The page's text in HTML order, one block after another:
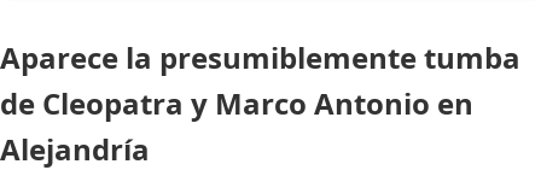
Aparece la presumiblemente tumba
de Cleopatra y Marco Antonio en
Alejandría